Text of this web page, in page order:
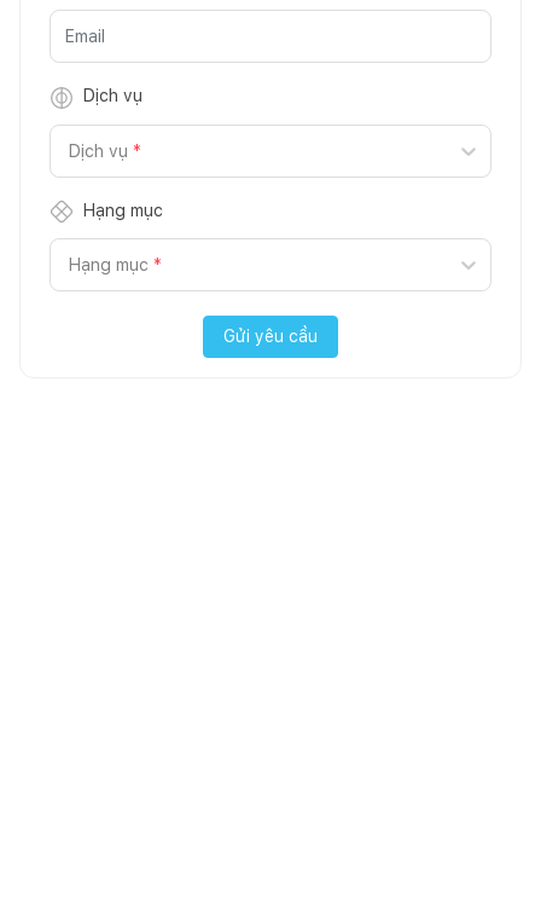
Dịch vụ
Dịch vụ *
Hạng mục
Hạng mục *
Gửi yêu cầu